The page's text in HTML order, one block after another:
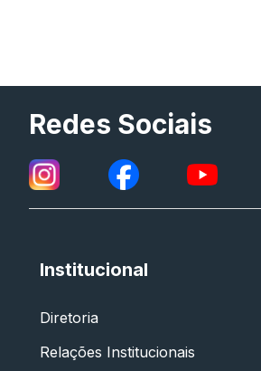
Redes Sociais
Institucional
Diretoria
Relações Institucionais